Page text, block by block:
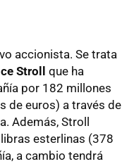
accionista. Se trata
Stroll que ha
por 182 millones
de euros) a través de
Además, Stroll
esterlinas (378
a cambio tendrá